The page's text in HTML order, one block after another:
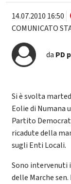
14.07.2010 16:50
COMUNICATO
da PD
Si è svolta
Eolie di Numana
Partito
ricadute della
sugli Enti Locali.
Sono intervenuti
delle Marche